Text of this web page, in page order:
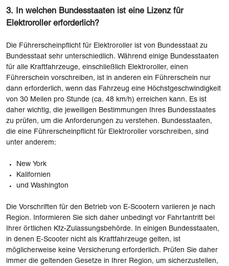
3. In welchen Bundesstaaten ist eine Lizenz für
Elektroroller erforderlich?
Die Führerscheinpflicht für Elektroroller ist von Bundesstaat zu
Bundesstaat sehr unterschiedlich. Während einige Bundesstaaten
für alle Kraftfahrzeuge, einschließlich Elektroroller, einen
Führerschein vorschreiben, ist in anderen ein Führerschein nur
dann erforderlich, wenn das Fahrzeug eine Höchstgeschwindigkeit
von 30 Meilen pro Stunde (ca. 48 km/h) erreichen kann. Es ist
daher wichtig, die jeweiligen Bestimmungen Ihres Bundesstaates
zu prüfen, um die Anforderungen zu verstehen. Bundesstaaten,
die eine Führerscheinpflicht für Elektroroller vorschreiben, sind
unter anderem:
New York
Kalifornien
und Washington
Die Vorschriften für den Betrieb von E-Scootern variieren je nach
Region. Informieren Sie sich daher unbedingt vor Fahrtantritt bei
Ihrer örtlichen Kfz-Zulassungsbehörde. In einigen Bundesstaaten,
in denen E-Scooter nicht als Kraftfahrzeuge gelten, ist
möglicherweise keine Versicherung erforderlich. Prüfen Sie daher
immer die geltenden Gesetze in Ihrer Region, um sicherzustellen,